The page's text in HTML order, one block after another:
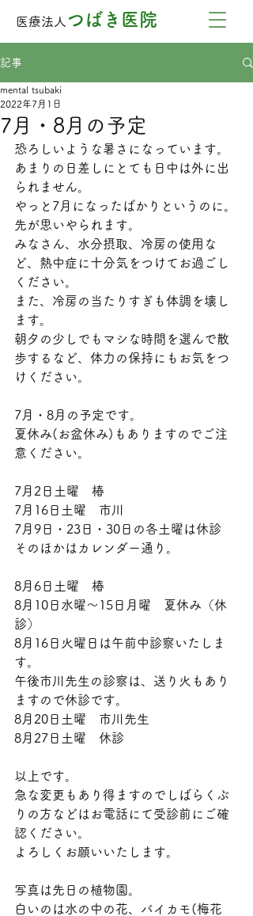
医療法人 つばき医院
記事
7月・8月の予定
mental tsubaki
2022年7月1日
恐ろしいような暑さになっています。
あまりの日差しにとても日中は外に出
られません。
やっと7月になったばかりというのに。
先が思いやられます。
みなさん、水分摂取、冷房の使用な
ど、熱中症に十分気をつけてお過ごし
ください。
また、冷房の当たりすぎも体調を壊し
ます。
朝夕の少しでもマシな時間を選んで散
歩するなど、体力の保持にもお気をつ
けください。
7月・8月の予定です。
夏休み(お盆休み)もありますのでご注
意ください。
7月2日土曜　椿
7月16日土曜　市川
7月9日・23日・30日の各土曜は休診
そのほかはカレンダー通り。
8月6日土曜　椿
8月10日水曜～15日月曜　夏休み（休
診）
8月16日火曜日は午前中診察いたしま
す。
午後市川先生の診察は、送り火もあり
ますので休診です。
8月20日土曜　市川先生
8月27日土曜　休診
以上です。
急な変更もあり得ますのでしばらくぶ
りの方などはお電話にて受診前にご確
認ください。
よろしくお願いいたします。
写真は先日の植物園。
白いのは水の中の花、バイカモ(梅花